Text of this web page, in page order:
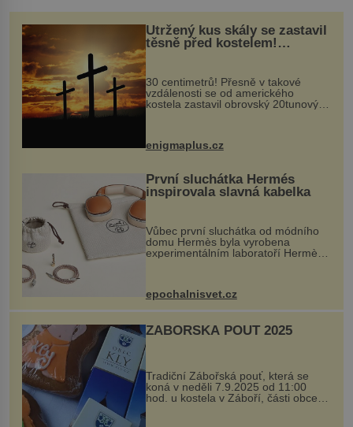
Utržený kus skály se zastavil
těsně před kostelem!
Ochránila ho boží síla?
30 centimetrů! Přesně v takové
vzdálenosti se od amerického
kostela zastavil obrovský 20tunový
...
enigmaplus.cz
První sluchátka Hermés
inspirovala slavná kabelka
Vůbec první sluchátka od módního
domu Hermès byla vyrobena
experimentálním laboratoří Hermès
kovový...
epochalnisvet.cz
ZÁBOŘSKÁ POUŤ 2025
Tradiční Zábořská pouť, která se
koná v neděli 7.9.2025 od 11:00
hod. u kostela v Záboří, části obce
Kly u Mělníka. V programu naleznete
komentovanou prohlídku kostela,